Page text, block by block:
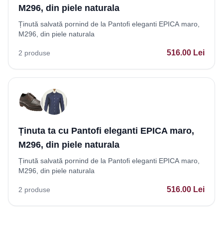
M296, din piele naturala
Ținută salvată pornind de la Pantofi eleganti EPICA maro,
M296, din piele naturala
2 produse 516.00 Lei
Ținuta ta cu Pantofi eleganti EPICA maro,
M296, din piele naturala
Ținută salvată pornind de la Pantofi eleganti EPICA maro,
M296, din piele naturala
2 produse 516.00 Lei